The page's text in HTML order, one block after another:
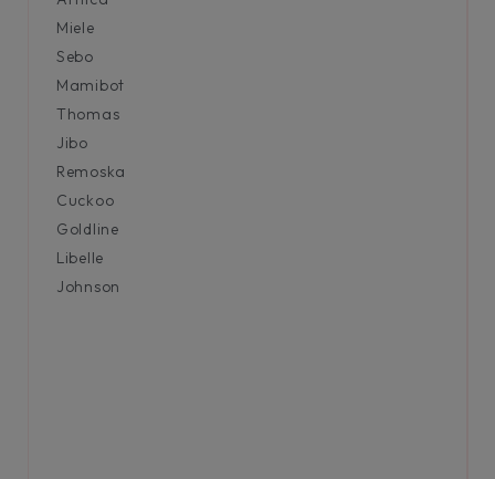
Miele
Sebo
Mamibot
Thomas
Jibo
Remoska
Cuckoo
Goldline
Libelle
Johnson